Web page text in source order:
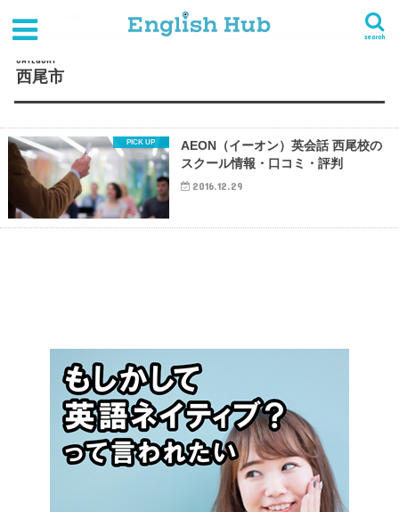
search
英会話スクール一覧 愛知県 西尾市
CATEGORY
西尾市
AEON（イーオン）英会話 西尾校の
スクール情報・口コミ・評判
2016.12.29